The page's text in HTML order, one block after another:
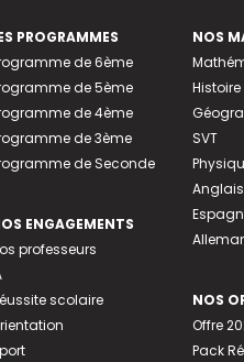
PROGRAMMES
de 6ème
de 5ème
de 4ème
de 3ème
de Seconde
ENGAGEMENTS
professeurs
scolaire
NOS
Histoire
SVT
Anglais
NOS
Offre
Pack